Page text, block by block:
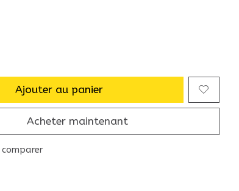
Ajouter au panier
Acheter maintenant